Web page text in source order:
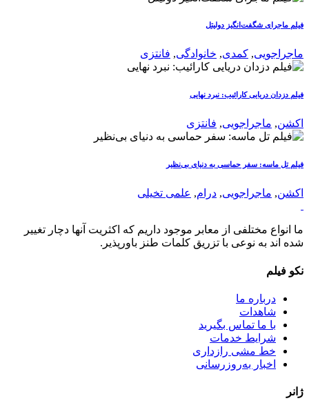
فیلم ماجرای شگفت‌انگیز دولیتل
ماجراجویی, کمدی, خانوادگی, فانتزی
فیلم دزدان دریایی کارائیب: نبرد نهایی
اکشن, ماجراجویی, فانتزی
فیلم تل ماسه: سفر حماسی به دنیای بی‌نظیر
اکشن, ماجراجویی, درام, علمی تخیلی
ما انواع مختلفی از معابر موجود داریم که اکثریت آنها دچار تغییر
شده اند به نوعی با تزریق کلمات طنز باورپذیر.
نکو فیلم
درباره ما
شاهدات
با ما تماس بگیرید
شرایط خدمات
خط مشی رازداری
اخبار به‌روزرسانی
ژانر